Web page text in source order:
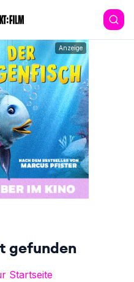
Anzeige
gefunden
Startseite